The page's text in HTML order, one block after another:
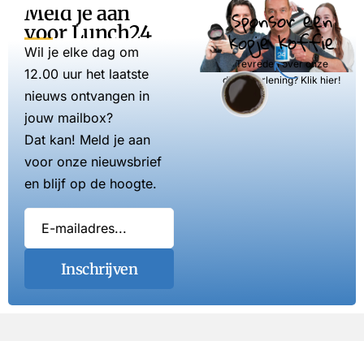
Meld je aan
voor Lunch24
Wil je elke dag om
12.00 uur het laatste
nieuws ontvangen in
jouw mailbox?
Dat kan! Meld je aan
voor onze nieuwsbrief
en blijf op de hoogte.
Inschrijven
Sponsor een
kopje koffie
Tevreden over onze
dienstverlening? Klik hier!